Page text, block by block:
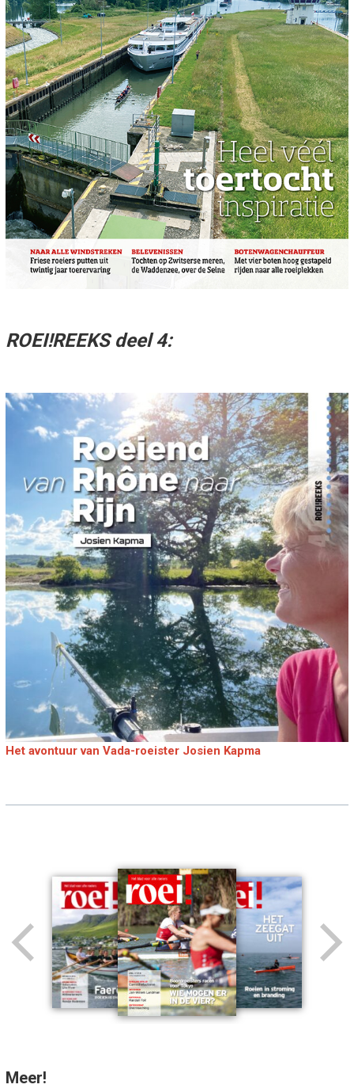
ROEI!REEKS deel 4:
Het avontuur van Vada-roeister Josien Kapma
Meer!